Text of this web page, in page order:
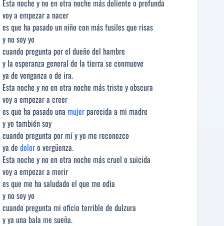
Esta noche y no en otra noche más doliente o profunda
voy a empezar a nacer
es que ha pasado un niño con más fusiles que risas
y no soy yo
cuando pregunta por el dueño del hambre
y la esperanza general de la tierra se conmueve
ya de venganza o de ira.
Esta noche y no en otra noche más triste y obscura
voy a empezar a creer
es que ha pasado una mujerparecida a mi madre
y yo también soy
cuando pregunta por mí y yo me reconozco
ya de doloro vergüenza.
Esta noche y no en otra noche más cruel o suicida
voy a empezar a morir
es que me ha saludado el que me odia
y no soy yo
cuando pregunta mi oficio terrible de dulzura
y ya una bala me sueña.